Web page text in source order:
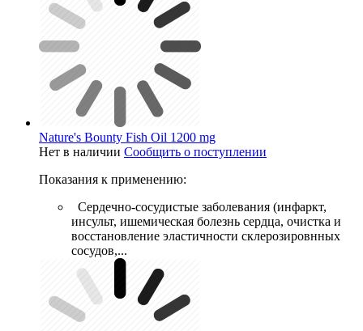
Nature's Bounty Fish Oil 1200 mg
Нет в наличии Сообщить о поступлении
Показания к применению:
Сердечно-сосудистые заболевания (инфаркт,
инсульт, ишемическая болезнь сердца, очистка и
восстановление эластичности склерозировнных
сосудов,...